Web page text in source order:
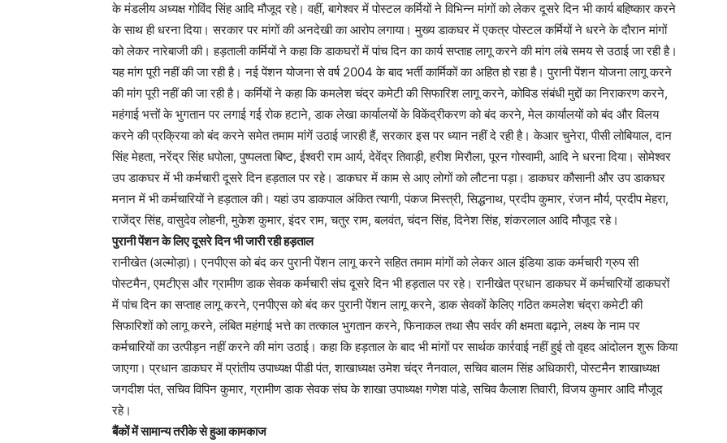
के मंडलीय अध्यक्ष गोविंद सिंह आदि मौजूद रहे। वहीं, बागेश्वर में पोस्टल कर्मियों ने विभिन्न मांगों को लेकर दूसरे दिन भी कार्य बहिष्कार करने
के साथ ही धरना दिया। सरकार पर मांगों की अनदेखी का आरोप लगाया। मुख्य डाकघर में एकत्र पोस्टल कर्मियों ने धरने के दौरान मांगों
को लेकर नारेबाजी की। हड़ताली कर्मियों ने कहा कि डाकघरों में पांच दिन का कार्य सप्ताह लागू करने की मांग लंबे समय से उठाई जा रही है।
यह मांग पूरी नहीं की जा रही है। नई पेंशन योजना से वर्ष 2004 के बाद भर्ती कार्मिकों का अहित हो रहा है। पुरानी पेंशन योजना लागू करने
की मांग पूरी नहीं की जा रही है। कर्मियों ने कहा कि कमलेश चंद्र कमेटी की सिफारिश लागू करने, कोविड संबंधी मुद्दों का निराकरण करने,
महंगाई भत्तों के भुगतान पर लगाई गई रोक हटाने, डाक लेखा कार्यालयों के विकेंद्रीकरण को बंद करने, मेल कार्यालयों को बंद और विलय
करने की प्रक्रिया को बंद करने समेत तमाम मांगें उठाई जारही हैं, सरकार इस पर ध्यान नहीं दे रही है। केआर चुनेरा, पीसी लोबियाल, दान
सिंह मेहता, नरेंद्र सिंह धपोला, पुष्पलता बिष्ट, ईश्वरी राम आर्य, देवेंद्र तिवाड़ी, हरीश मिरौला, पूरन गोस्वामी, आदि ने धरना दिया। सोमेश्वर
उप डाकघर में भी कर्मचारी दूसरे दिन हड़ताल पर रहे। डाकघर में काम से आए लोगों को लौटना पड़ा। डाकघर कौसानी और उप डाकघर
मनान में भी कर्मचारियों ने हड़ताल की। यहां उप डाकपाल अंकित त्यागी, पंकज मिस्त्री, सिद्धनाथ, प्रदीप कुमार, रंजन मौर्य, प्रदीप मेहरा,
राजेंद्र सिंह, वासुदेव लोहनी, मुकेश कुमार, इंदर राम, चतुर राम, बलवंत, चंदन सिंह, दिनेश सिंह, शंकरलाल आदि मौजूद रहे।
पुरानी पेंशन के लिए दूसरे दिन भी जारी रही हड़ताल
रानीखेत (अल्मोड़ा)। एनपीएस को बंद कर पुरानी पेंशन लागू करने सहित तमाम मांगों को लेकर आल इंडिया डाक कर्मचारी ग्रुप सी
पोस्टमैन, एमटीएस और ग्रामीण डाक सेवक कर्मचारी संघ दूसरे दिन भी हड़ताल पर रहे। रानीखेत प्रधान डाकघर में कर्मचारियों डाकघरों
में पांच दिन का सप्ताह लागू करने, एनपीएस को बंद कर पुरानी पेंशन लागू करने, डाक सेवकों केलिए गठित कमलेश चंद्रा कमेटी की
सिफारिशों को लागू करने, लंबित महंगाई भत्ते का तत्काल भुगतान करने, फिनाकल तथा सैप सर्वर की क्षमता बढ़ाने, लक्ष्य के नाम पर
कर्मचारियों का उत्पीड़न नहीं करने की मांग उठाई। कहा कि हड़ताल के बाद भी मांगों पर सार्थक कार्रवाई नहीं हुई तो वृहद आंदोलन शुरू किया
जाएगा। प्रधान डाकघर में प्रांतीय उपाध्यक्ष पीडी पंत, शाखाध्यक्ष उमेश चंद्र नैनवाल, सचिव बालम सिंह अधिकारी, पोस्टमैन शाखाध्यक्ष
जगदीश पंत, सचिव विपिन कुमार, ग्रामीण डाक सेवक संघ के शाखा उपाध्यक्ष गणेश पांडे, सचिव कैलाश तिवारी, विजय कुमार आदि मौजूद
रहे।
बैंकों में सामान्य तरीके से हुआ कामकाज